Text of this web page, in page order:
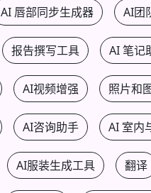
AI 唇部同步生成器 AI团
报告撰写工具 AI 笔记
AI视频增强 照片和
AI咨询助手 AI 室内
AI服装生成工具 翻译